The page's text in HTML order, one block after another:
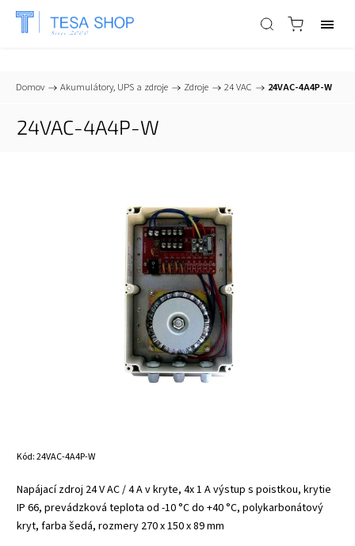
📞+421 903 553 805 info@tesa-systems.sk
Domov / Akumulátory, UPS a zdroje / Zdroje / 24 VAC / 24VAC-4A4P-W
24VAC-4A4P-W
Kód:24VAC-4A4P-W
Napájací zdroj 24 V AC / 4 A v kryte, 4x 1 A výstup s poistkou, krytie
IP 66, prevádzková teplota od -10 °C do +40 °C, polykarbonátový
kryt, farba šedá, rozmery 270 x 150 x 89 mm